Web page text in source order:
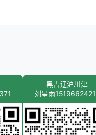
黑吉辽沪川津
刘星雨